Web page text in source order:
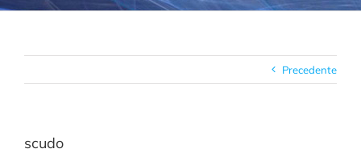
Precedente
scudo